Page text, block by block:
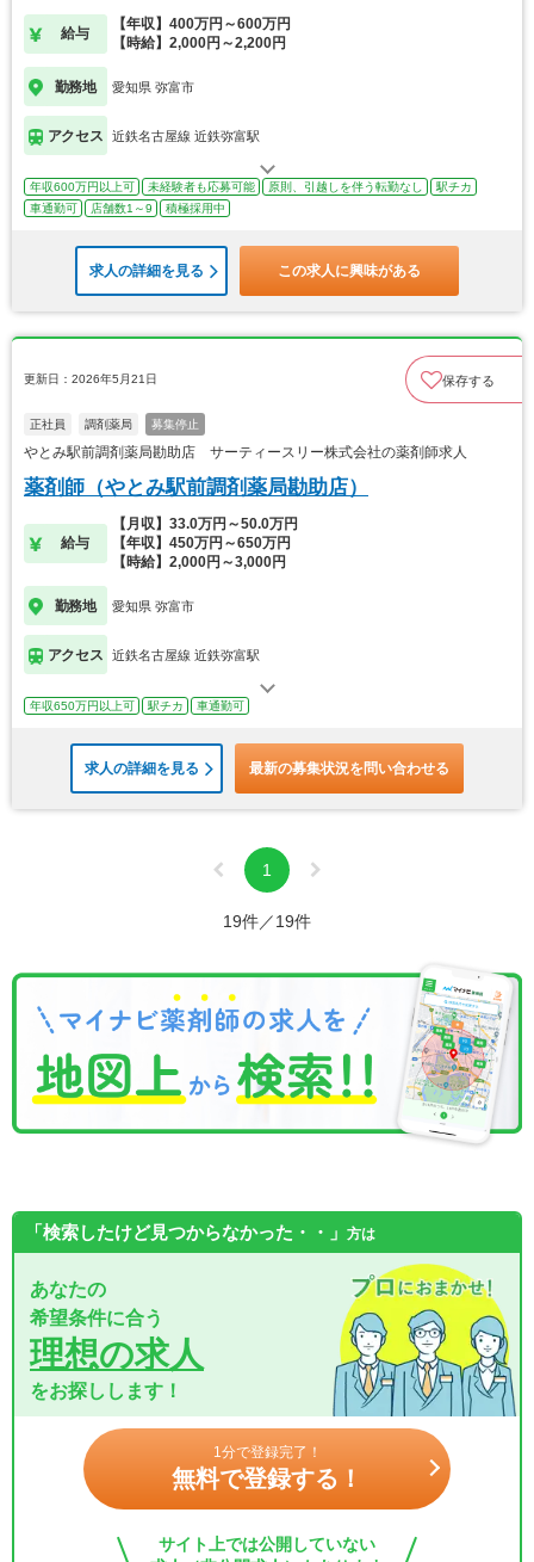
給与
【年収】400万円～600万円
【時給】2,000円～2,200円
勤務地 愛知県 弥富市
アクセス 近鉄名古屋線 近鉄弥富駅
年収600万円以上可 未経験者も応募可能 原則、引越しを伴う転勤なし
駅チカ
車通勤可
店舗数1～9 積極採用中
求人の詳細を見る この求人に興味がある
更新日：2026年5月21日 保存する
正社員 調剤薬局 募集停止
やとみ駅前調剤薬局勘助店 サーティースリー株式会社の薬剤師求人
薬剤師（やとみ駅前調剤薬局勘助店）
給与
【月収】33.0万円～50.0万円
【年収】450万円～650万円
【時給】2,000円～3,000円
勤務地 愛知県 弥富市
アクセス 近鉄名古屋線 近鉄弥富駅
年収650万円以上可 駅チカ 車通勤可
求人の詳細を見る 最新の募集状況を問い合わせる
1
19件／19件
「検索したけど見つからなかった・・」 方は
あなたの
希望条件に合う
理想の求人
をお探しします！
1分で登録完了！
無料で登録する！
サイト上では公開していない